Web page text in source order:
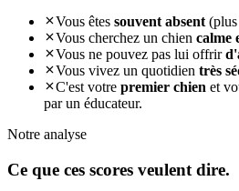
Vous êtes souvent absent(plus
Vous cherchez un chien calme
Vous ne pouvez pas lui offrir
Vous vivez un quotidien très
C'est votre premier chien et
par un éducateur.
Notre analyse
Ce que ces scores veulent dire.